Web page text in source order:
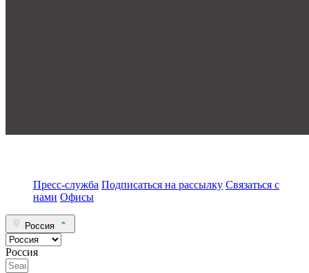
Пресс-служба Подписаться на рассылку Связаться с
нами Офисы
Россия
Россия